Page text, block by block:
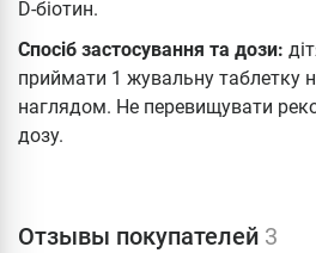
D-біотин.
Спосіб застосування та дози:
приймати 1 жувальну таблетку
наглядом. Не перевищувати
дозу.
Отзывы покупателей 3